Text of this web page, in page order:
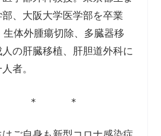
、大阪大学医学部を卒業
生体外腫瘍切除、多臓器移
の肝臓移植、肝胆道外科に
者。
＊ ＊